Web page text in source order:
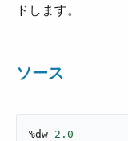
ドします。
ソース
%dw 2.0